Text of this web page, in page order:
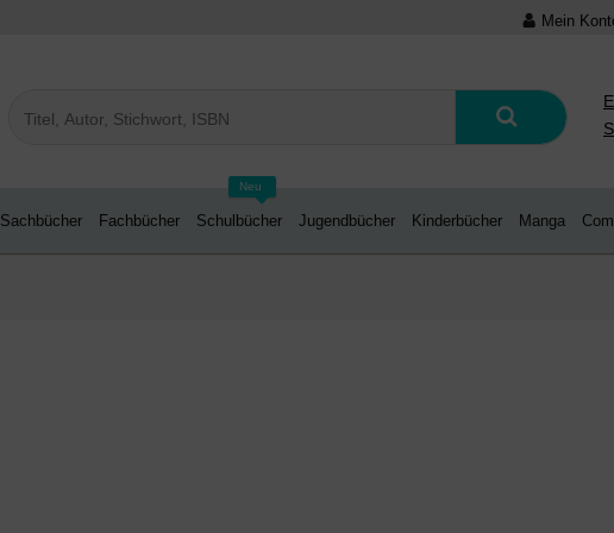
Mein
Sachbücher Fachbücher
Neu
Schulbücher Jugendbücher Kinderbücher Manga